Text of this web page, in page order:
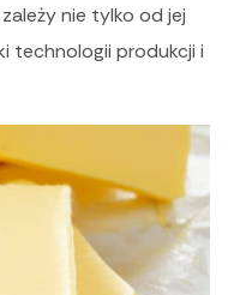
nie tylko od jej
technologii produkcji i